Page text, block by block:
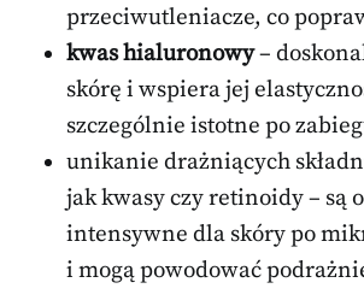
przeciwutleniacze, co
kwas hialuronowy–
skórę i wspiera jej
szczególnie istotne po
unikanie drażniących
jak kwasy czy retinoidy – są
intensywne dla skóry po
i mogą powodować